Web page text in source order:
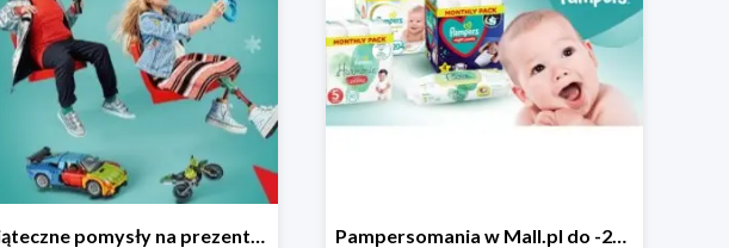
Świąteczne pomysły na prezenty od LEGO w Mall.pl do -20% Pampersomania w Mall.pl do -25%